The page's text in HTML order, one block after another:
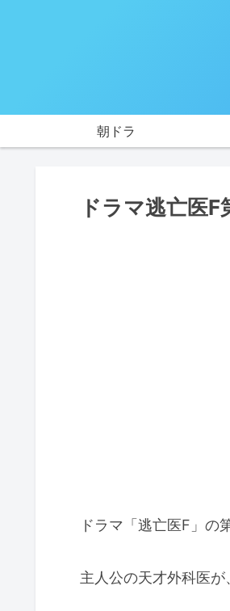
朝ドラ
ドラマ逃亡医
ドラマ「逃亡医F」の
主人公の天才外科医が